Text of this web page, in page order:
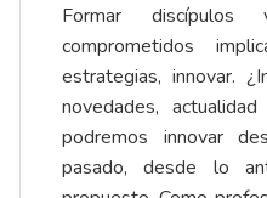
Formar discípulos
comprometidos
estrategias, innovar.
novedades,
podremos innovar
pasado, desde lo